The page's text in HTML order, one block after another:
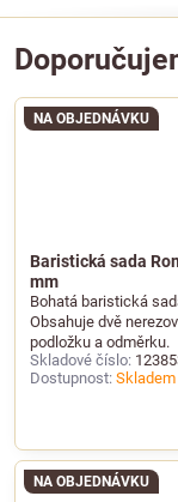
Baristická sada
mm
NA OBJEDNÁVKU
Bohatá baristická
Obsahuje dvě
podložku a odměrku.
Skladové číslo:
Dostupnost:
NA OBJEDNÁVKU